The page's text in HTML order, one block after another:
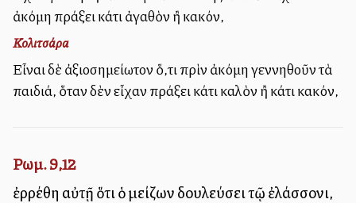
ἀκόμη πράξει κάτι ἀγαθὸν ἢ κακόν,
Κολιτσάρα
Εἶναι δὲ ἀξιοσημείωτον ὅ,τι πρὶν ἀκόμη γεννηθοῦν τὰ
παιδιά, ὅταν δὲν εἶχαν πράξει κάτι καλὸν ἢ κάτι κακόν,
Ρωμ. 9,12
ἐρρέθη αὐτῇ ὅτι ὁ μείζων δουλεύσει τῷ ἐλάσσονι,